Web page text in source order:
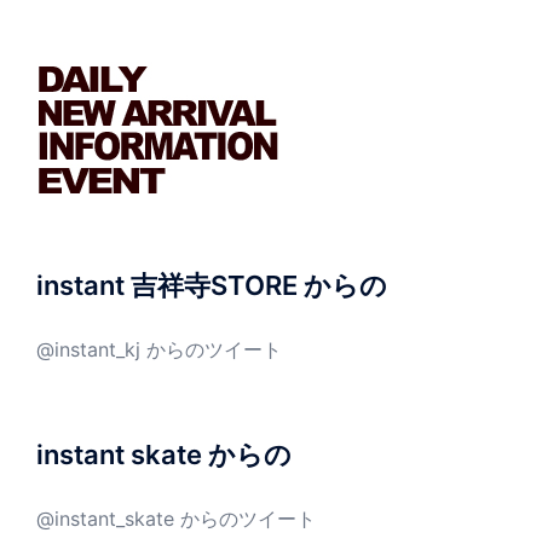
instant 吉祥寺STORE からの
@instant_kj からのツイート
instant skate からの
@instant_skate からのツイート